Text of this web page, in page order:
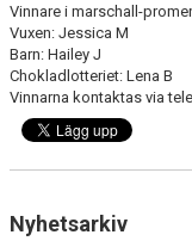
Vinnare i marschall-
Vuxen: Jessica M
Barn: Hailey J
Chokladlotteriet: Lena B
Vinnarna kontaktas via
Nyhetsarkiv